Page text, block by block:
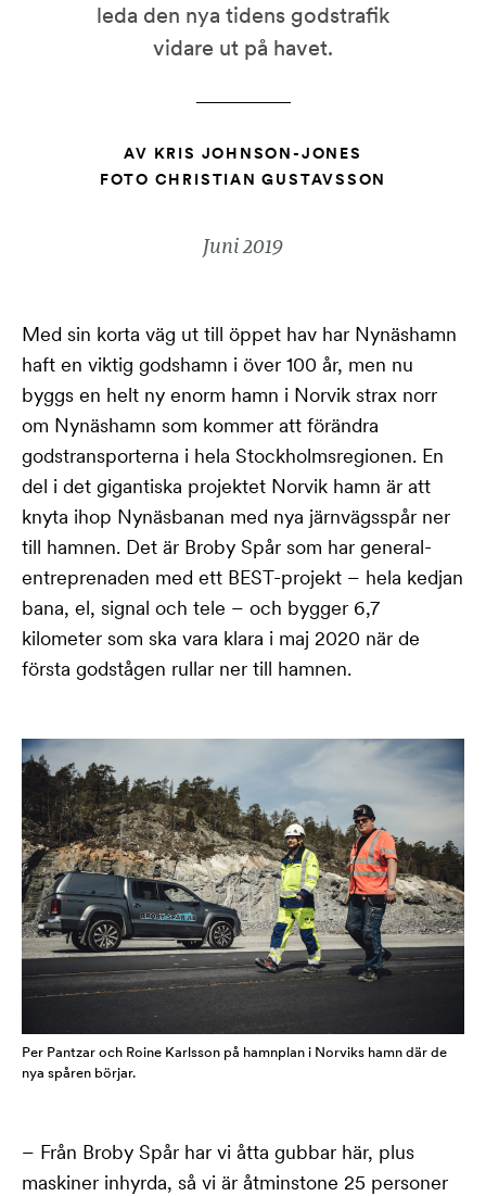
leda den nya tidens godstrafik
vidare ut på havet.
AV KRIS JOHNSON-JONES
FOTO CHRISTIAN GUSTAVSSON
Juni 2019
Med sin korta väg ut till öppet hav har Nynäshamn
haft en viktig godshamn i över 100 år, men nu
byggs en helt ny enorm hamn i Norvik strax norr
om Nynäshamn som kommer att förändra
godstransporterna i hela Stockholmsregionen. En
del i det gigantiska projektet Norvik hamn är att
knyta ihop Nynäsbanan med nya järnvägsspår ner
till hamnen. Det är Broby Spår som har general-
entreprenaden med ett BEST-projekt – hela kedjan
bana, el, signal och tele – och bygger 6,7
kilometer som ska vara klara i maj 2020 när de
första godstågen rullar ner till hamnen.
Per Pantzar och Roine Karlsson på hamnplan i Norviks hamn där de
nya spåren börjar.
– Från Broby Spår har vi åtta gubbar här, plus
maskiner inhyrda, så vi är åtminstone 25 personer